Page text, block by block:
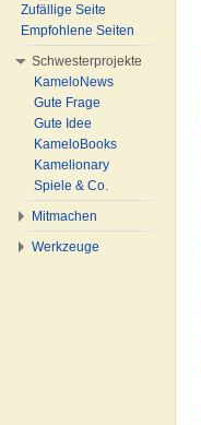
Zufällige Seite
Empfohlene Seiten
Schwesterprojekte
KameloNews
Gute Frage
Gute Idee
KameloBooks
Kamelionary
Spiele & Co.
Mitmachen
Werkzeuge